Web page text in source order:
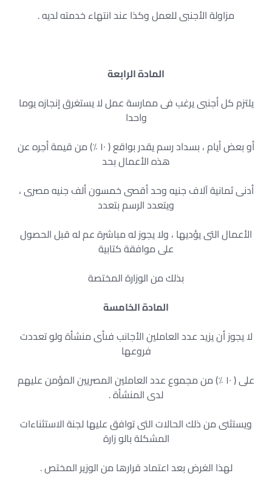
مزاولة الأجنبى للعمل وكذا عند انتهاء خدمته لديه .
المادة الرابعة
يلتزم كل أجنبى يرغب فى ممارسة عمل لا يستغرق إنجازه يوما
واحدا
أو بعض أيام ، بسداد رسم يقدر بواقع ( ١٠ ٪) من قيمة أجره عن
هذه الأعمال بحد
أدنى ثمانية آلاف جنيه وحد أقصى خمسون ألف جنيه مصرى ،
ويتعدد الرسم بتعدد
الأعمال التى يؤديها ، ولا يجوز له مباشرة عم له قبل الحصول
على موافقة كتابية
بذلك من الوزارة المختصة
المادة الخامسة
لا يجوز أن يزيد عدد العاملين الأجانب فىأى منشأة ولو تعددت
فروعها
على ( ١٠ ٪) من مجموع عدد العاملين المصريين المؤمن عليهم
لدى المنشأة .
ويستثنى من ذلك الحالات التى توافق عليها لجنة الاستثناءات
المشكلة بالو زارة
لهذا الغرض بعد اعتماد قرارها من الوزير المختص .